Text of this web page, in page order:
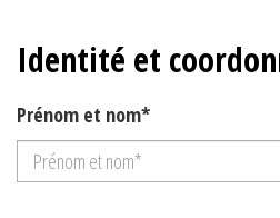
Identité et
Prénom et nom*